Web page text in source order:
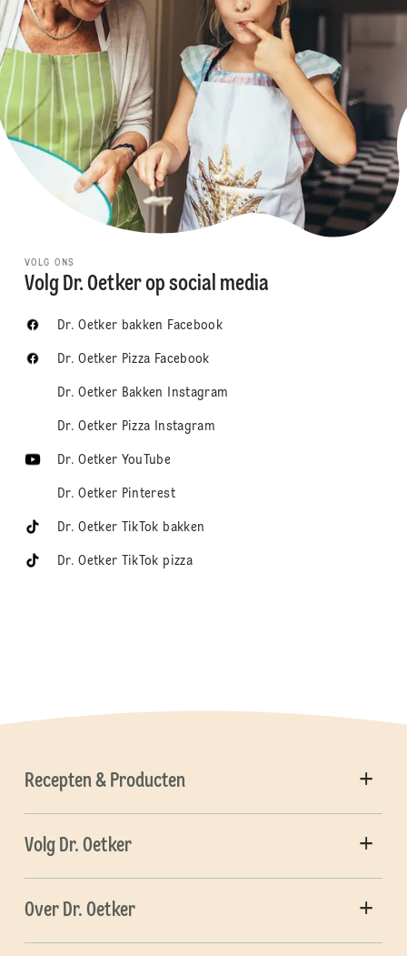
VOLG ONS
Volg Dr. Oetker op social media
Dr. Oetker bakken Facebook
Dr. Oetker Pizza Facebook
Dr. Oetker Bakken Instagram
Dr. Oetker Pizza Instagram
Dr. Oetker YouTube
Dr. Oetker Pinterest
Dr. Oetker TikTok bakken
Dr. Oetker TikTok pizza
Recepten & Producten
Volg Dr. Oetker
Over Dr. Oetker